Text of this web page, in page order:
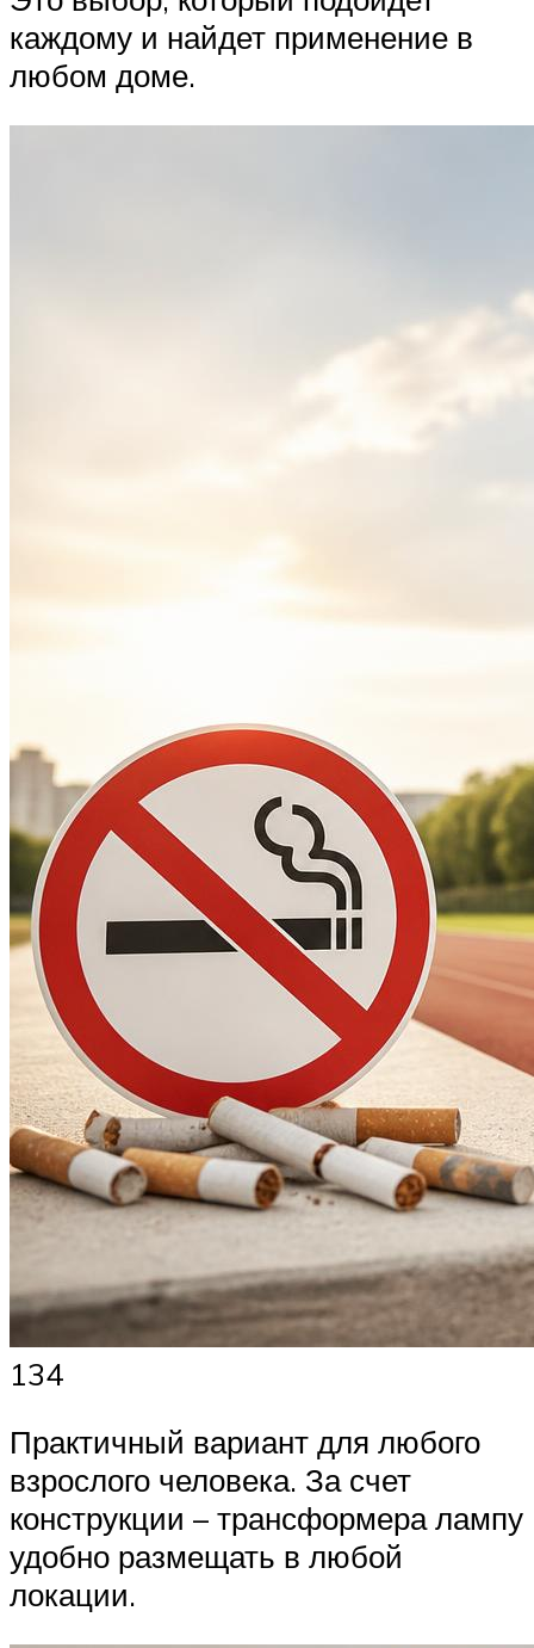
каждому и найдет применение в
любом доме.
134
Практичный вариант для любого
взрослого человека. За счет
конструкции – трансформера лампу
удобно размещать в любой
локации.